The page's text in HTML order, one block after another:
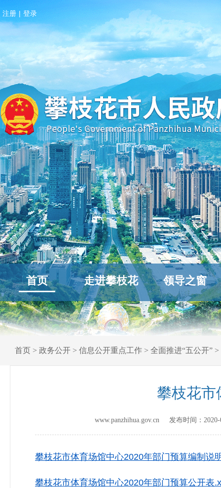
注册 | 登录
首页 走进攀枝花 领导之窗
首页 > 政务公开 > 信息公开重点工作 > 全面推进“五公开” >
攀枝花市
www.panzhihua.gov.cn 发布时间：
攀枝花市体育场馆中心2020年部门预算编制说
攀枝花市体育场馆中心2020年部门预算公开表